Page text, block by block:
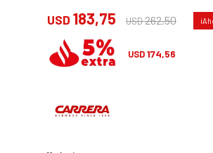
USD 183,75 USD262,50
USD174,56